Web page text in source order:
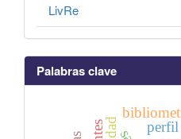
LivRe
Palabras clave
perfil